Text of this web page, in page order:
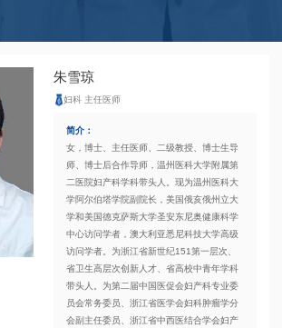
朱雪琼
妇科 主任医师
简介：
女，博士、主任医师、二级教授、博士生导
师、博士后合作导师，温州医科大学附属第
二医院妇产科学科带头人。现为温州医科大
学阿尔伯塔学院副院长，美国俄亥俄州立大
学和美国德克萨斯大学圣安东尼奥健康科学
中心访问学者，澳大利亚悉尼科技大学高级
访问学者。为浙江省新世纪151第一层次、
省卫生高层次创新人才、省高校中青年学科
带头人。为第二届中国医促会妇产科专业委
员会常务委员、浙江省医学会妇科肿瘤学分
会副主任委员、浙江省中西医结合学会妇产